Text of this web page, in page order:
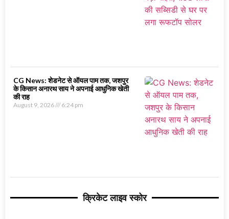
CG News: शेडनेट से ऑयल पाम तक, जशपुर
के किसान अनारथ साय ने अपनाई आधुनिक खेती
की राह
August 9, 2026 6:24 pm
क्रिकेट लाइव स्कोर